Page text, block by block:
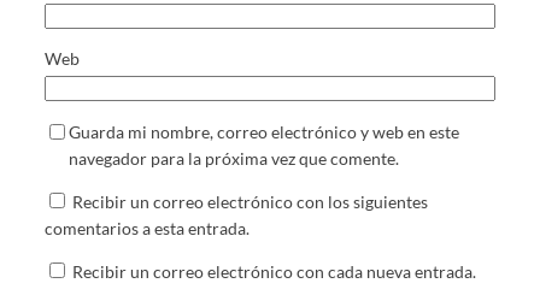
Web
Guarda mi nombre, correo electrónico y web en este
navegador para la próxima vez que comente.
Recibir un correo electrónico con los siguientes
comentarios a esta entrada.
Recibir un correo electrónico con cada nueva entrada.